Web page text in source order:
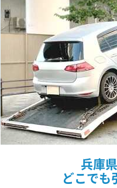
兵庫
どこでも